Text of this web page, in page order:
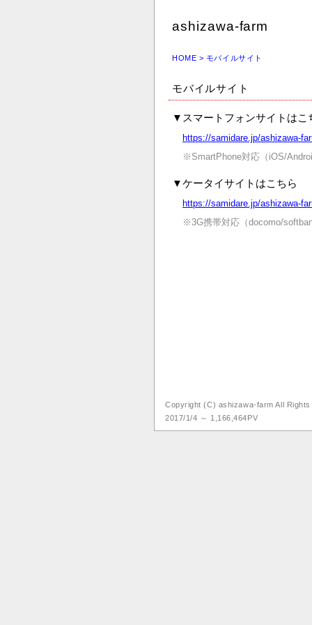
ashizawa-farm
HOME > モバイルサイト
モバイルサイト
▼ スマートフォンサイトはこ
https://samidare.jp/ashizawa-
※SmartPhone対応（iOS/
▼ケータイサイトはこちら
https://samidare.jp/ashizawa-
※3G携帯対応（docomo/
Copyright (C) ashizawa-farm All
2017/1/4 ～ 1,166,464PV